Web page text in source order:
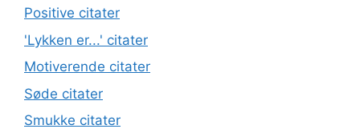
Positive citater
'Lykken er...' citater
Motiverende citater
Søde citater
Smukke citater